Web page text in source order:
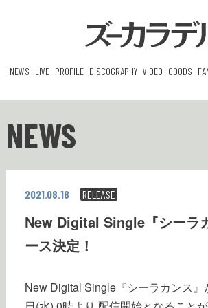
NEWS LIVE PROFILE DISCOGRAPHY VIDEO GOODS
NEWS
2021.08.18 RELEASE
New Digital Single『シーラ
ース決定！
New Digital Single『シーラカンス』